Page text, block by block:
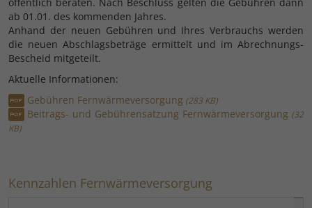
öffentlich beraten. Nach Beschluss gelten die Gebühren dann
ab 01.01. des kommenden Jahres.
Anhand der neuen Gebühren und Ihres Verbrauchs werden
die neuen Abschlagsbeträge ermittelt und im Abrechnungs-
Bescheid mitgeteilt.
Aktuelle Informationen:
Gebühren Fernwärmeversorgung 283 KB
Beitrags- und Gebührensatzung Fernwärmeversorgung 32
KB
Kennzahlen Fernwärmeversorgung